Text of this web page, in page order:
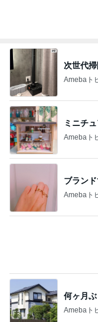
だいた 冷凍庫がスッカ
フルー
Amebaト